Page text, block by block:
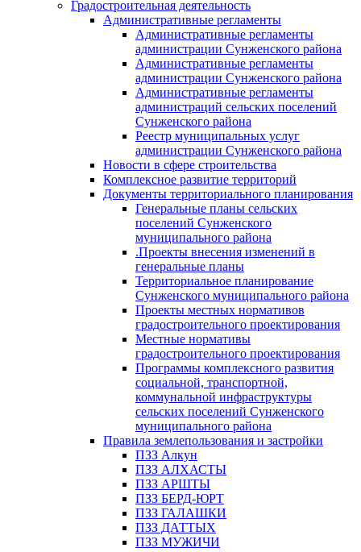
Градостроительная деятельность
Административные регламенты
Административные регламенты
администрации Сунженского района
Административные регламенты
администрации Сунженского района
Административные регламенты
администраций сельских поселений
Сунженского района
Реестр муниципальных услуг
администрации Сунженского района
Новости в сфере строительства
Комплексное развитие территорий
Документы территориального планирования
Генеральные планы сельских
поселений Сунженского
муниципального района
.Проекты внесения изменений в
генеральные планы
Территориальное планирование
Сунженского муниципального района
Проекты местных нормативов
градостроительного проектирования
Местные нормативы
градостроительного проектирования
Программы комплексного развития
социальной, транспортной,
коммунальной инфраструктуры
сельских поселений Сунженского
муниципального района
Правила землепользования и застройки
ПЗЗ Алкун
ПЗЗ АЛХАСТЫ
ПЗЗ АРШТЫ
ПЗЗ БЕРД-ЮРТ
ПЗЗ ГАЛАШКИ
ПЗЗ ДАТТЫХ
ПЗЗ МУЖИЧИ